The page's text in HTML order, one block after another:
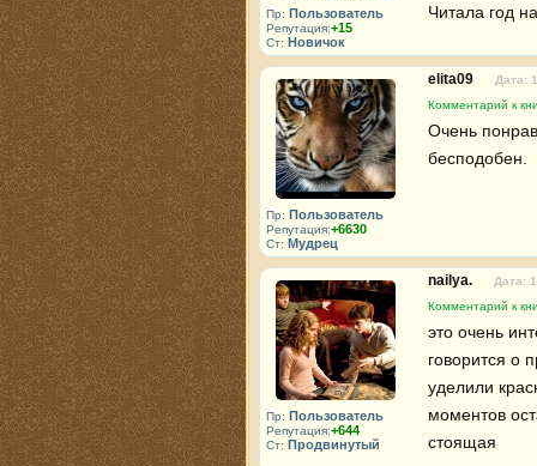
Пр: Пользователь
Репутация:+15
Ст: Новичок
Читала год
Пр: Пользователь
Репутация:+6630
Ст: Мудрец
elita09
Дата:
Комментарий к
Очень
бесподобен.
Пр: Пользователь
Репутация:+644
Ст: Продвинутый
nailya.
Дата:
Комментарий к
это очень
говорится о
уделили
моментов
стоящая